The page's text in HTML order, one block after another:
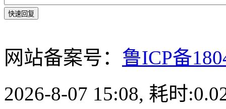
快速回复
网站备案号： 鲁ICP备
2026-8-07 15:08, 耗时